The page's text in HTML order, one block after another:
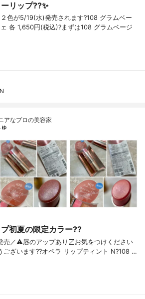
リップ??✨
色が5/19(水)発売されます?108 グラムベー
各 1,650円(税込)?まずは108 グラムベージ
アなプロの美容家
初夏の限定カラー??
売／ ⚠️唇のアップあり〼 お気をつけください
ございます? ?オペラ リップティント N ?108 …